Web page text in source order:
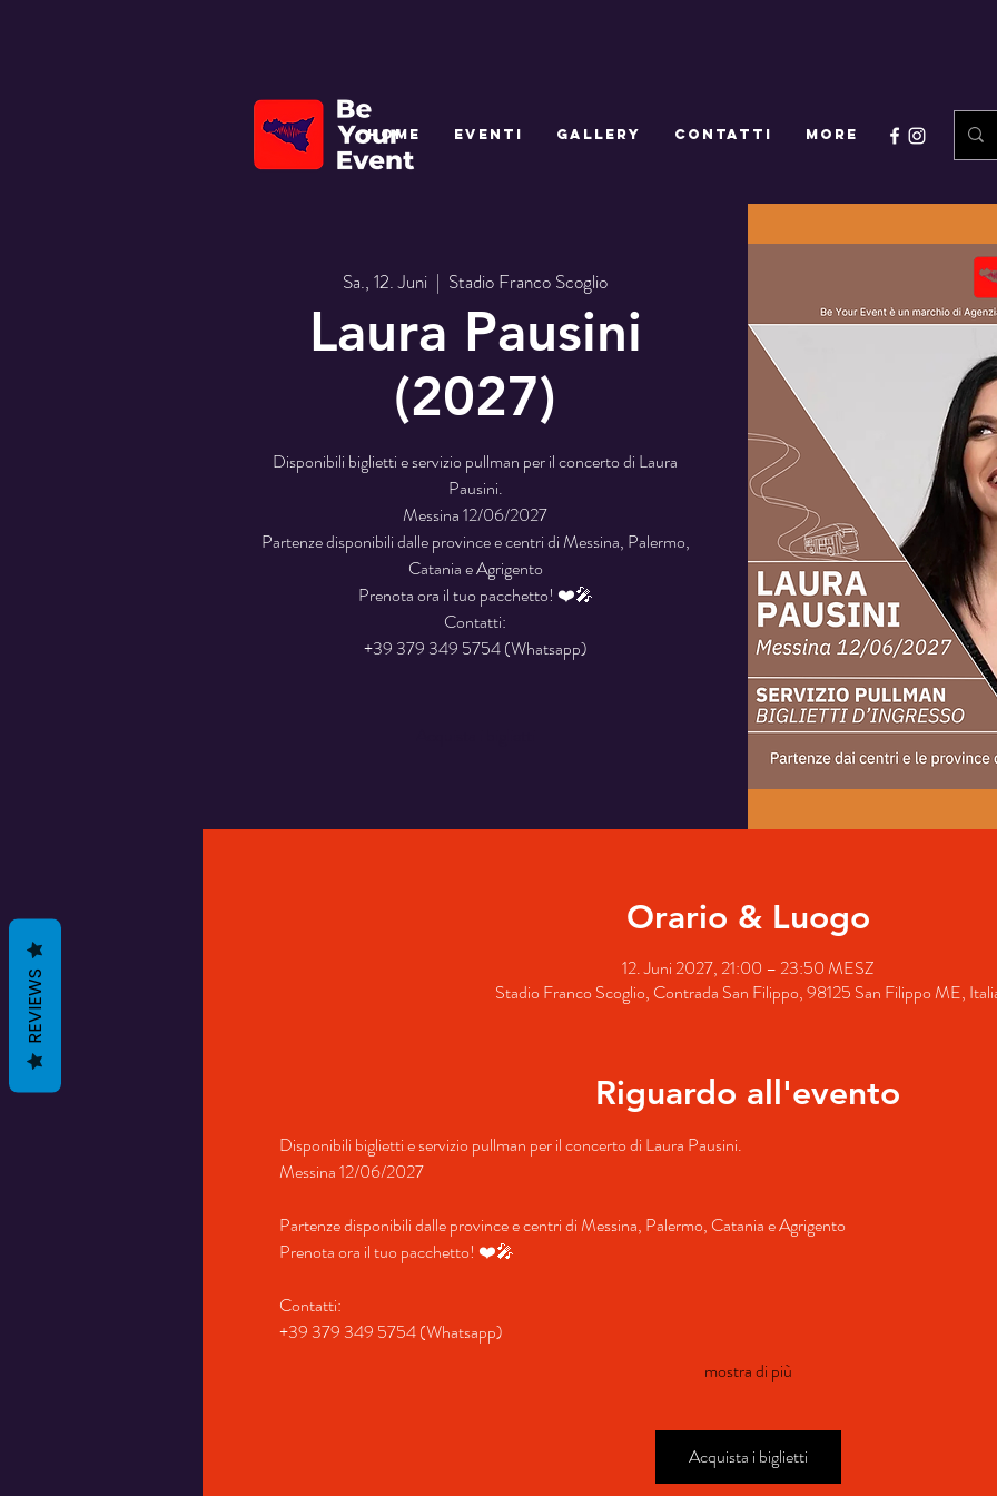
Sa., 12. Juni
  |
Stadio Franco Scoglio
Laura Pausini
(2027)
Disponibili biglietti e servizio pullman per il concerto di Laura
Pausini.
Messina 12/06/2027
Partenze disponibili dalle province e centri di Messina, Palermo,
Catania e Agrigento
Prenota ora il tuo pacchetto! ❤️🎤
Contatti:
+39 379 349 5754 (Whatsapp)
Orario & Luogo
12. Juni 2027, 21:00 – 23:50 MESZ
Stadio Franco Scoglio, Contrada San Filippo, 98125 San Filippo ME,
Riguardo all'evento
Disponibili biglietti e servizio pullman per il concerto di Laura Pausini.
Messina 12/06/2027
Partenze disponibili dalle province e centri di Messina, Palermo, Catania e Agrigento
Prenota ora il tuo pacchetto! ❤️🎤
Contatti:
+39 379 349 5754 (Whatsapp)
mostra di più
Acquista i biglietti
HOME EVENTI GALLERY CONTATTI More
REVIEWS